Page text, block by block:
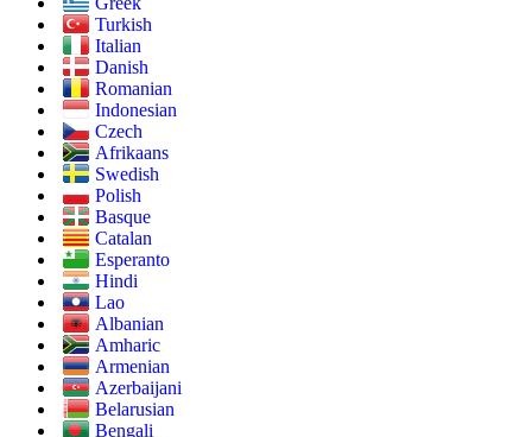
Turkish
Italian
Danish
Romanian
Indonesian
Czech
Afrikaans
Swedish
Polish
Basque
Catalan
Esperanto
Hindi
Lao
Albanian
Amharic
Armenian
Azerbaijani
Belarusian
Bengali